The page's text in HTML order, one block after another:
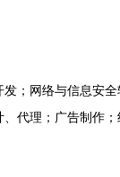
；网络与信息安
代理；广告制作